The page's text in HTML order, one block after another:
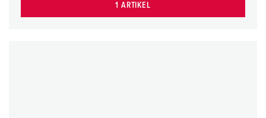
1 ARTIKEL